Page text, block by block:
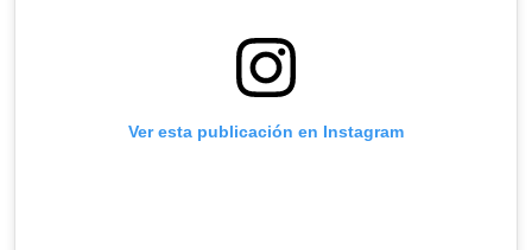
Ver esta publicación en Instagram